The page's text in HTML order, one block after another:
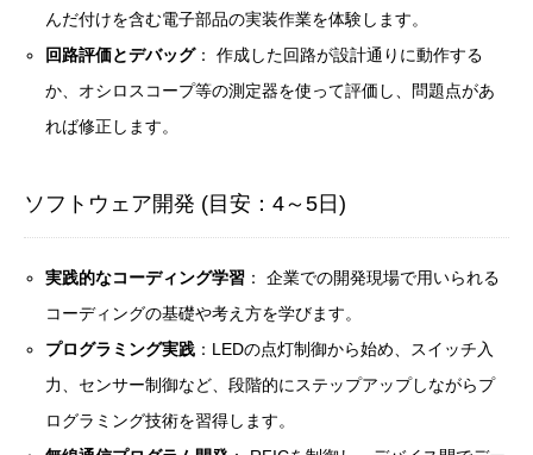
んだ付けを含む電子部品の実装作業を体験します。
回路評価とデバッグ： 作成した回路が設計通りに動作する
か、オシロスコープ等の測定器を使って評価し、問題点があ
れば修正します。
ソフトウェア開発 (目安：4～5日)
実践的なコーディング学習 ： 企業での開発現場で用いられる
コーディングの基礎や考え方を学びます。
プログラミング実践 ：LEDの点灯制御から始め、スイッチ入
力、センサー制御など、段階的にステップアップしながらプ
ログラミング技術を習得します。